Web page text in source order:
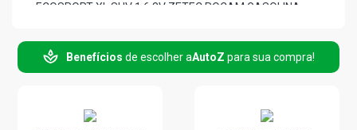
ECOSPORT XL SUV 1.6 8V ZETEC ROCAM GASOLINA
ECOSPORT XLS SUV 1.6 8V ZETEC ROCAM FLEX (2006 -
2012)
ECOSPORT XLT SUV 1.6 8V ZETEC ROCAM FLEX (2006 -
Benefícios de escolher aAutoZ para sua compra!